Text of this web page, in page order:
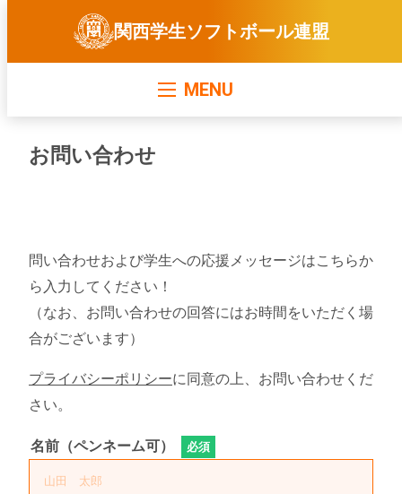
関西学生ソフトボール連盟
MENU
お問い合わせ
問い合わせおよび学生への応援メッセージはこちらか
ら入力してください！
（なお、お問い合わせの回答にはお時間をいただく場
合がございます）
プライバシーポリシーに同意の上、お問い合わせくだ
さい。
名前（ペンネーム可） 必須